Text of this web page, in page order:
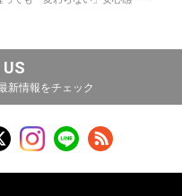
US
新情報をチェック